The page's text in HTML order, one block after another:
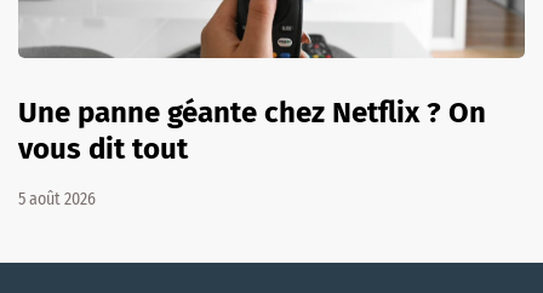
Une panne géante chez Netflix ? On
vous dit tout
5 août 2026